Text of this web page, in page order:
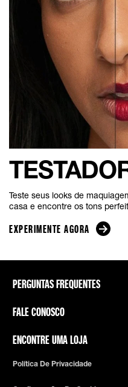
Teste seus looks de
casa e encontre os tons
EXPERIMENTE AGORA
PERGUNTAS FREQUENTES
FALE CONOSCO
ENCONTRE UMA LOJA
Política De Privacidade